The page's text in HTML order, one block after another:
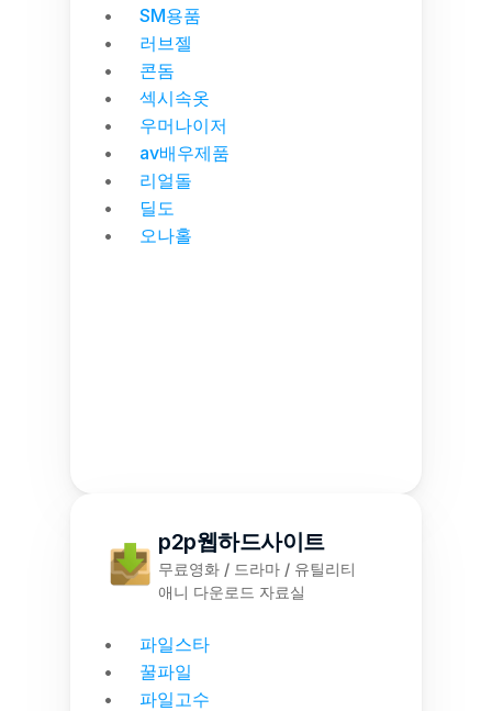
SM용품
러브젤
콘돔
섹시속옷
우머나이저
av배우제품
리얼돌
딜도
오나홀
p2p웹하드사이트
무료영화 / 드라마 / 유틸리티
애니 다운로드 자료실
파일스타
꿀파일
파일고수